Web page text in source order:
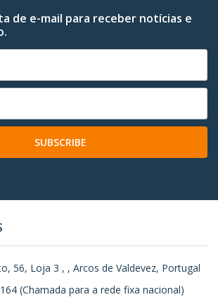
de e-mail para receber notícias e
SUBSCRIBE
56, Loja 3 , , Arcos de Valdevez, Portugal
(Chamada para a rede fixa nacional)